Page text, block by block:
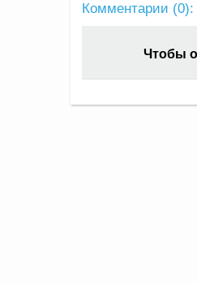
Комментарии (0):
Чтобы